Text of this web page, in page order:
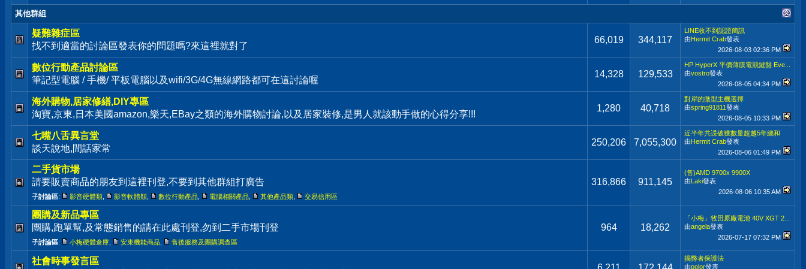
其他群組
疑難雜症區
找不到適當的討論區發表你的問題嗎?來這裡就對了
66,019 344,117
LINE收不到認證簡訊
由Hermit Crab發表
2026-08-03 02:36 PM
數位行動產品討論區
筆記型電腦 / 手機/ 平板電腦以及wifi/3G/4G無線網路都可在這討論喔
14,328 129,533
HP HyperX 平價薄膜電競鍵盤 Eve...
由vostro發表
2026-08-05 04:34 PM
海外購物,居家修繕,DIY專區
淘寶,京東,日本美國amazon,樂天,EBay之類的海外購物討論,以及居家裝修,是男人就該動手做的心得分享!!!
1,280 40,718
對岸的微型主機選擇
由spring91811發表
2026-08-05 10:33 PM
七嘴八舌異言堂
談天說地,閒話家常
250,206 7,055,300
近半年共諜破獲數量超越5年總和
由Hermit Crab發表
2026-08-06 01:49 PM
二手貨市場
請要販賣商品的朋友到這裡刊登,不要到其他群組打廣告
子討論區: 影音硬體類 影音軟體類 數位行動產品 電腦相關產品 其他產品類 交易信用區
316,866 911,145
(售)AMD 9700x 9900X
由Laki發表
2026-08-06 10:35 AM
團購及新品專區
團購,跑單幫,及常態銷售的請在此處刊登,勿到二手市場刊登
子討論區: 小梅硬體倉庫 安東機能商品 售後服務及團購調查區
964 18,262
「小梅」牧田原廠電池 40V XGT 2...
由angela發表
2026-07-17 07:32 PM
社會時事發言區
揭弊者保護法
由polor發表